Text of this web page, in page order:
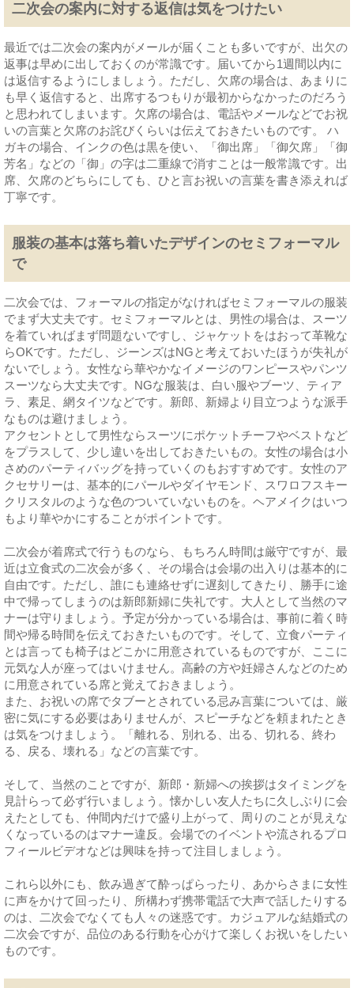
二次会の案内に対する返信は気をつけたい
最近では二次会の案内がメールが届くことも多いですが、出欠の
返事は早めに出しておくのが常識です。届いてから1週間以内に
は返信するようにしましょう。ただし、欠席の場合は、あまりに
も早く返信すると、出席するつもりが最初からなかったのだろう
と思われてしまいます。欠席の場合は、電話やメールなどでお祝
いの言葉と欠席のお詫びくらいは伝えておきたいものです。 ハ
ガキの場合、インクの色は黒を使い、「御出席」「御欠席」「御
芳名」などの「御」の字は二重線で消すことは一般常識です。出
席、欠席のどちらにしても、ひと言お祝いの言葉を書き添えれば
丁寧です。
服装の基本は落ち着いたデザインのセミフォーマル
で
二次会では、フォーマルの指定がなければセミフォーマルの服装
でまず大丈夫です。セミフォーマルとは、男性の場合は、スーツ
を着ていればまず問題ないですし、ジャケットをはおって革靴な
らOKです。ただし、ジーンズはNGと考えておいたほうが失礼が
ないでしょう。女性なら華やかなイメージのワンピースやパンツ
スーツなら大丈夫です。NGな服装は、白い服やブーツ、ティア
ラ、素足、網タイツなどです。新郎、新婦より目立つような派手
なものは避けましょう。
アクセントとして男性ならスーツにポケットチーフやベストなど
をプラスして、少し違いを出しておきたいもの。女性の場合は小
さめのパーティバッグを持っていくのもおすすめです。女性のア
クセサリーは、基本的にパールやダイヤモンド、スワロフスキー
クリスタルのような色のついていないものを。ヘアメイクはいつ
もより華やかにすることがポイントです。
二次会が着席式で行うものなら、もちろん時間は厳守ですが、最
近は立食式の二次会が多く、その場合は会場の出入りは基本的に
自由です。ただし、誰にも連絡せずに遅刻してきたり、勝手に途
中で帰ってしまうのは新郎新婦に失礼です。大人として当然のマ
ナーは守りましょう。予定が分かっている場合は、事前に着く時
間や帰る時間を伝えておきたいものです。そして、立食パーティ
とは言っても椅子はどこかに用意されているものですが、ここに
元気な人が座ってはいけません。高齢の方や妊婦さんなどのため
に用意されている席と覚えておきましょう。
また、お祝いの席でタブーとされている忌み言葉については、厳
密に気にする必要はありませんが、スピーチなどを頼まれたとき
は気をつけましょう。「離れる、別れる、出る、切れる、終わ
る、戻る、壊れる」などの言葉です。
そして、当然のことですが、新郎・新婦への挨拶はタイミングを
見計らって必ず行いましょう。懐かしい友人たちに久しぶりに会
えたとしても、仲間内だけで盛り上がって、周りのことが見えな
くなっているのはマナー違反。会場でのイベントや流されるプロ
フィールビデオなどは興味を持って注目しましょう。
これら以外にも、飲み過ぎて酔っぱらったり、あからさまに女性
に声をかけて回ったり、所構わず携帯電話で大声で話したりする
のは、二次会でなくても人々の迷惑です。カジュアルな結婚式の
二次会ですが、品位のある行動を心がけて楽しくお祝いをしたい
ものです。